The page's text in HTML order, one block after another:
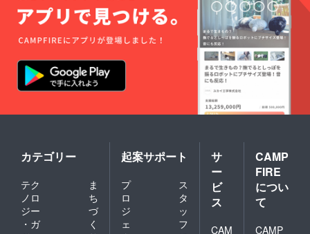
カテゴリー
テク
ノロ
ジー
・ガ
ま
ち
づ
く
起案サポート
プ
ロ
ジ
ェ
ス
タ
ッ
フ
サ
ー
ビ
ス
CAM
CAMP
FIRE
につい
て
CAMP